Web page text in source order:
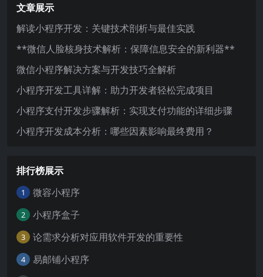
文章展示
解读小程序开发：关键技术剖析与最佳实践
**微信人脸核身技术解析：保障信息安全的新利器**
微信小程序解决方案与开发技巧全解析
小程序开发工具详解：助力开发者轻松完成项目
小程序支付开发步骤解析：实现支付功能的详细步骤
小程序开发成本分析：哪些因素影响最终费用？
排行榜展示
1 微容小程序
2 小程序盒子
3 论需求分析对应用软件开发的重要性
4 易邮铺小程序